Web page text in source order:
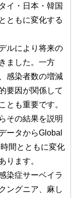
イ・日本・韓国
ともに変化する
ルにより将来の
ました。一方
感染者数の増減
要因が関係して
とも重要です。
その結果を説明
ータからGlobal
間とともに変化
ります。
染症サーベイラ
ングニア、麻し